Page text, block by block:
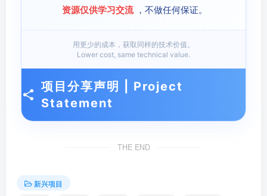
资源仅供学习交流 ，不做任何保证。
用更少的成本，获取同样的技术价值。
Lower cost, same technical value.
项目分享声明 | Project
Statement
THE END
新兴项目